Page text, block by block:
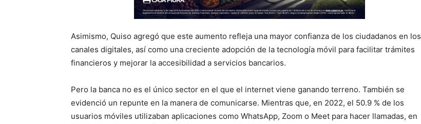
Asimismo, Quiso agregó que este aumento refleja una mayor confianza de los ciudadanos en los
canales digitales, así como una creciente adopción de la tecnología móvil para facilitar trámites
financieros y mejorar la accesibilidad a servicios bancarios.
Pero la banca no es el único sector en el que el internet viene ganando terreno. También se
evidenció un repunte en la manera de comunicarse. Mientras que, en 2022, el 50.9 % de los
usuarios móviles utilizaban aplicaciones como WhatsApp, Zoom o Meet para hacer llamadas, en